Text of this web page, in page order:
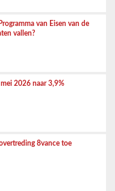
van Eisen van de
vallen?
2026 naar 3,9%
8vance toe